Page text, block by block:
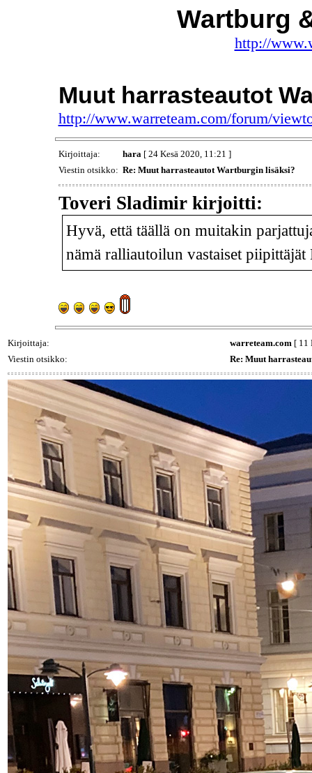
Wartburg
http://
Muut harrasteautot
http://www.warreteam.com/forum/
Kirjoittaja: hara[ 24 Kesä 2020, 11:21 ]
Viestin otsikko: Re: Muut harrasteautot Wartburgin lisäksi?
Toveri Sladimir kirjoitti:
Hyvä, että täällä on muitakin
nämä ralliautoilun vastaiset
Kirjoittaja: warreteam.com [ 11
Viestin otsikko:
Re: Muut